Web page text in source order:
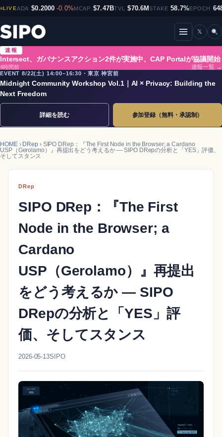
LIVEADA $0.2000 -0.0%MCAP $7.47BTVL $70.6MSTAKE 58.7%EPOCH
メニューを開閉
𝕏
速報
Intersect、ガバナンスアクション2件が実施中、CAP Portalが協議開始
4時間前
速報一覧 →
EVENT 8/22(土) 14:00–16:30・東京 神宮前
Midnight Community Workshop Vol.1｜AI × Privacy: Building the
Next Freedom
詳細を読む 参加登録（無料・承認制）
HOME› DRep› SIPO DRep：『The First Node in the Browser; a Cardano
USP（Gerolamo）』再提出をどう考えるか ― SIPO DRepの分析と「YES」評価、
そしてスタンス
DRep
SIPO DRep：『The First
Node in the Browser; a
Cardano
USP（Gerolamo）』再提出
をどう考えるか ― SIPO
DRepの分析と「YES」評
価、そしてスタンス
2026-05-13SIPO